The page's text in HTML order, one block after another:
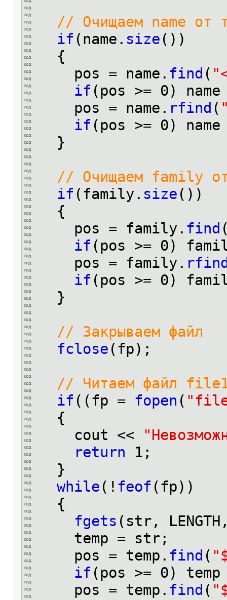
// Очищаем name от
if (name. size ())
{
pos = name. find (
if (pos >= 0) name
pos = name. rfind (
if (pos >= 0) name
}
// Очищаем family
if (family. size ())
{
pos = family. find
if (pos >= 0)
pos = family.
if (pos >= 0)
}
// Закрываем файл
fclose (fp);
// Читаем файл
if ((fp = fopen (
{
cout <<
return 1;
}
while (! feof (fp))
{
fgets (str,
temp = str;
pos = temp. find (
if (pos >= 0)
pos = temp. find (